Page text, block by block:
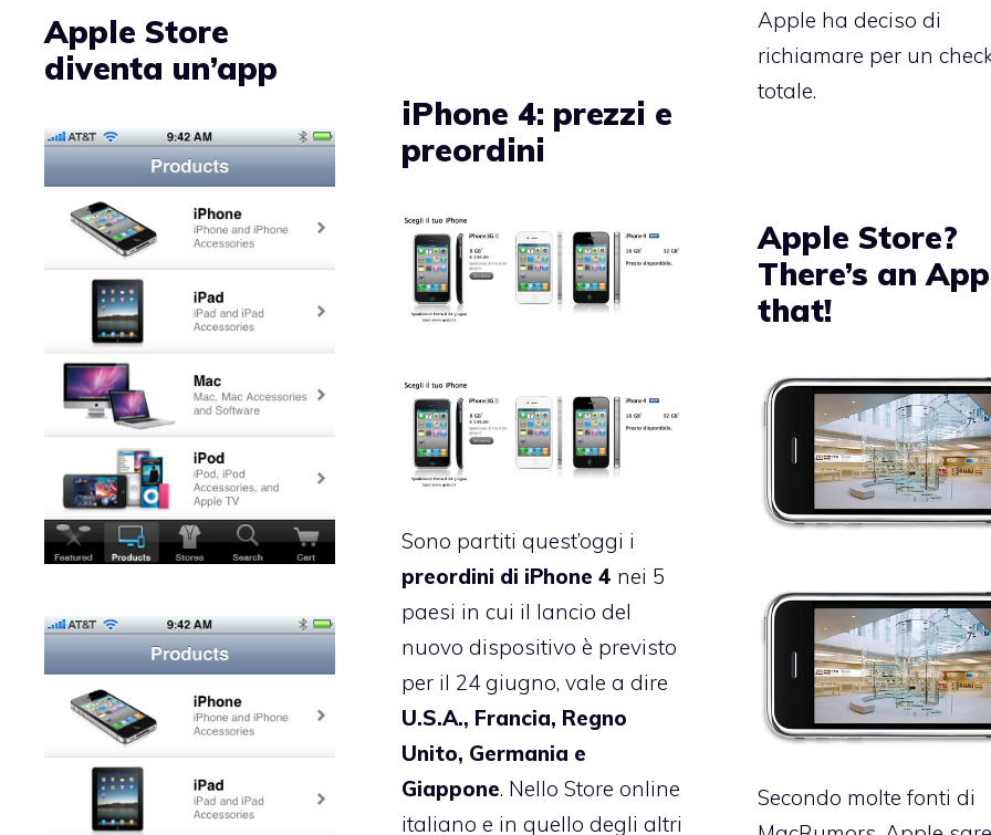
Apple ha deciso di
richiamare per un
totale.
Apple Store
diventa un’app
iPhone 4: prezzi e
preordini
Sono partiti quest’oggi i
preordini di iPhone 4 nei 5
paesi in cui il lancio del
nuovo dispositivo è previsto
per il 24 giugno, vale a dire
U.S.A., Francia, Regno
Unito, Germania e
Giappone. Nello Store online
italiano e in quello degli altri
Apple Store?
There’s an
that!
Secondo molte fonti di